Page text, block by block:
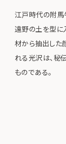
江戸時代の附馬
遠野の土を型に
材から抽出した
れる光沢は、秘
ものである。